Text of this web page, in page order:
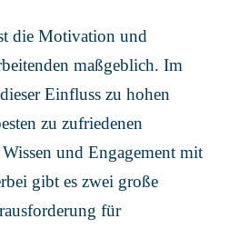
die Motivation und
maßgeblich. Im
Einfluss zu hohen
zu zufriedenen
und Engagement mit
gibt es zwei große
für